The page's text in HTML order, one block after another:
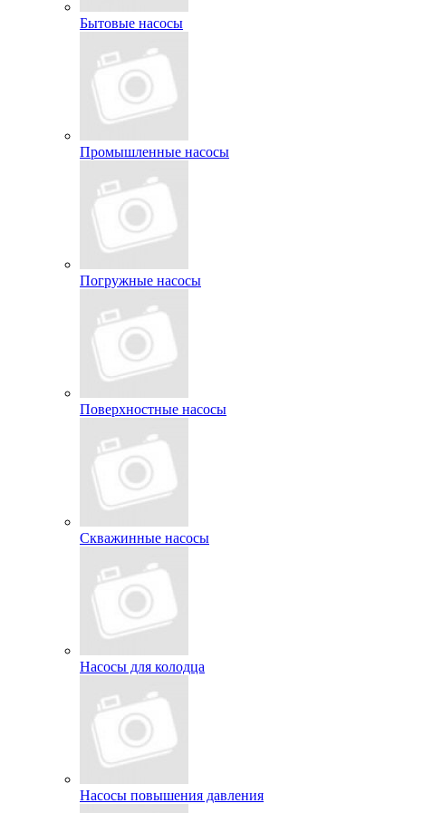
Бытовые насосы
Промышленные насосы
Погружные насосы
Поверхностные насосы
Скважинные насосы
Насосы для колодца
Насосы повышения давления